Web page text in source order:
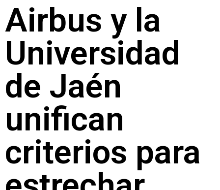
Airbus y la
Universidad
de Jaén
unifican
criterios para